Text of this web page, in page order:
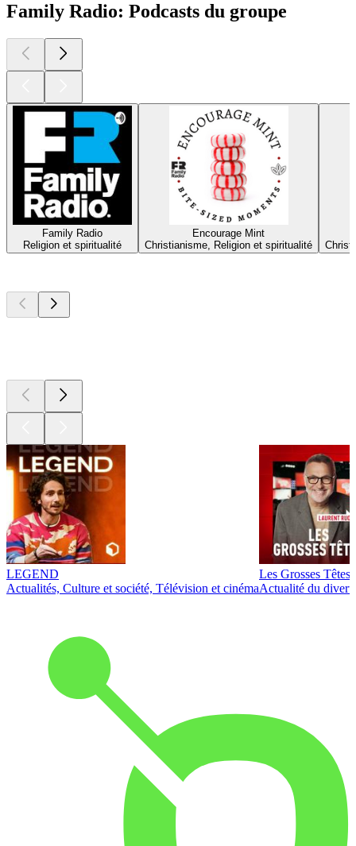
Family Radio: Podcasts du groupe
Family Radio
Religion et spiritualité
Encourage Mint
Christianisme, Religion et spiritualité
LEGEND
Actualités, Culture et société, Télévision et cinéma
Les Grosses Têtes
Actualité du